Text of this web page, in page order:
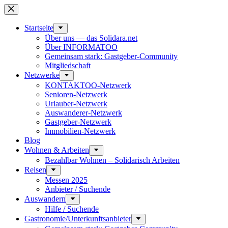
Zum
Inhalt
springenStart­seite
Über uns — das Solidara.net
Über INFORMATOO
Gemeinsam stark: Gastgeber-Community
Mitglied­schaft
Netzwerke
KONTAKTOO-Netzwerk
Senioren-Netzwerk
Urlauber-Netzwerk
Auswan­derer-Netzwerk
Gastgeber-Netzwerk
Immobilien-Netzwerk
Blog
Wohnen & Arbeiten
Bezahlbar Wohnen – Solida­risch Arbeiten
Reisen
Messen 2025
Anbieter / Suchende
Auswandern
Hilfe / Suchende
Gastronomie/Unterkunftsanbieter